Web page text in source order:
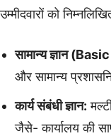
उम्मीदवारों को
सामान्य ज्ञान
और सामान्य
कार्य संबंधी ज्ञान:
जैसे- कार्यालय की